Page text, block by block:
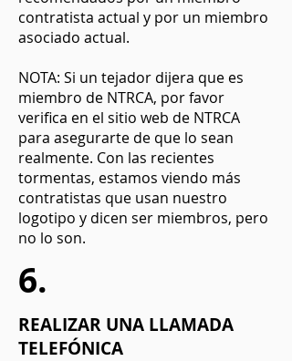
contratista actual y por un miembro
asociado actual.
NOTA: Si un tejador dijera que es
miembro de NTRCA, por favor
verifica en el sitio web de NTRCA
para asegurarte de que lo sean
realmente. Con las recientes
tormentas, estamos viendo más
contratistas que usan nuestro
logotipo y dicen ser miembros, pero
no lo son.
6.
REALIZAR UNA LLAMADA
TELEFÓNICA